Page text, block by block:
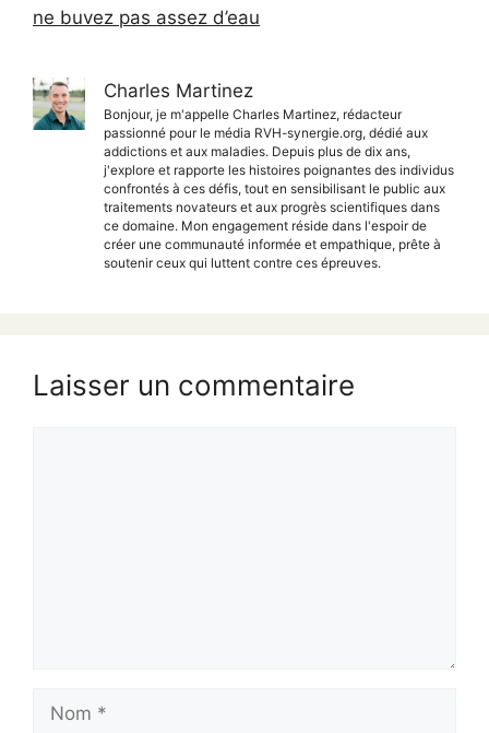
ne buvez pas assez d’eau
Charles Martinez
Bonjour, je m'appelle Charles Martinez, rédacteur
passionné pour le média RVH-synergie.org, dédié aux
addictions et aux maladies. Depuis plus de dix ans,
j'explore et rapporte les histoires poignantes des individus
confrontés à ces défis, tout en sensibilisant le public aux
traitements novateurs et aux progrès scientifiques dans
ce domaine. Mon engagement réside dans l'espoir de
créer une communauté informée et empathique, prête à
soutenir ceux qui luttent contre ces épreuves.
Laisser un commentaire
Nom